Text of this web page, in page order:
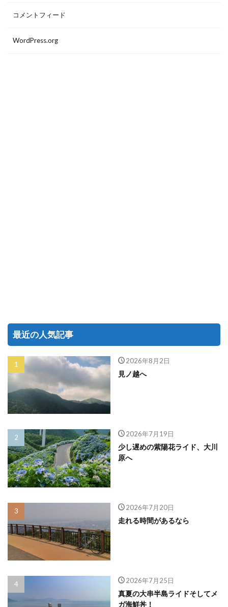
コメントフィード
WordPress.org
最近の人気記事
2026年8月2日
見ノ越へ
2026年7月19日
少し遅めの紫陽花ライド、大川
原へ
2026年7月20日
走れる時間があるなら
2026年7月25日
真夏の大串半島ライドそしてメ
ガ海鮮丼！